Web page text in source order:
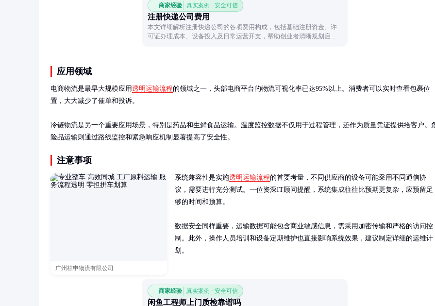
商家经验 真实案例 · 安全可信
注册快递公司费用
本文详细解析注册快递公司的各项费用构成，包括基础注册资金、许
可证办理成本、设备投入及日常运营开支，帮助创业者清晰规划启动
应用领域
电商物流是最早大规模应用透明运输流程的领域之一，头部电商平台的物流可视化率已达95%以上。消费者可以实时查看包裹位
置，大大减少了催单和投诉。
冷链物流是另一个重要应用场景，特别是药品和生鲜食品运输。温度监控数据不仅用于过程管理，还作为质量凭证提供给客户。
险品运输则通过路线监控和紧急响应机制显著提高了安全性。
注意事项
广州桔申物流有限公司
系统兼容性是实施透明运输流程的首要考量，不同供应商的设备可能采用不同通信协
议，需要进行充分测试。一位资深IT顾问提醒，系统集成往往比预期更复杂，应预留足
够的时间和预算。
数据安全同样重要，运输数据可能包含商业敏感信息，需采用加密传输和严格的访问控
制。此外，操作人员培训和设备定期维护也直接影响系统效果，建议制定详细的运维计
划。
商家经验 真实案例 · 安全可信
闲鱼工程师上门质检靠谱吗